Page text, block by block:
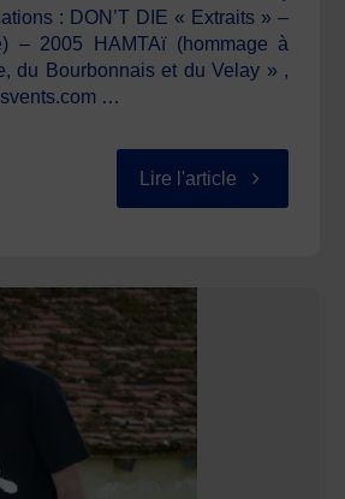
: DON’T DIE « Extraits » –
– 2005 HAMTAï (hommage à
du Bourbonnais et du Velay » ,
…
Lire l'article "VEDEL